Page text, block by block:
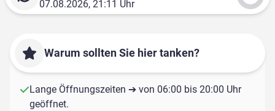
07.08.2026, 21:11 Uhr
Warum sollten Sie hier tanken?
Lange Öffnungszeiten ➔ von 06:00 bis 20:00 Uhr
geöffnet.